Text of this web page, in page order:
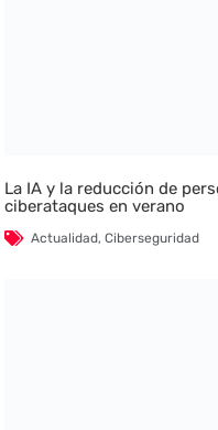
La IA y la reducción de
ciberataques en verano
Actualidad,Ciberseguridad